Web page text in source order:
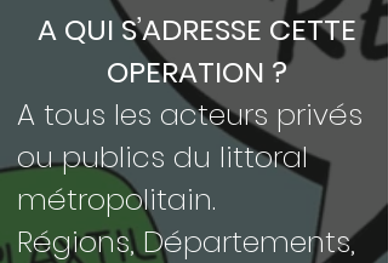
A QUI S’ADRESSE CETTE
OPERATION ?
A tous les acteurs privés
ou publics du littoral
métropolitain.
Régions, Départements,